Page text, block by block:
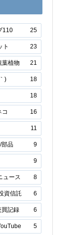
110 25
ト 23
葉植物 21
) 18
18
コ 16
11
部品 9
9
ュース 8
資信託 6
買記録 6
5